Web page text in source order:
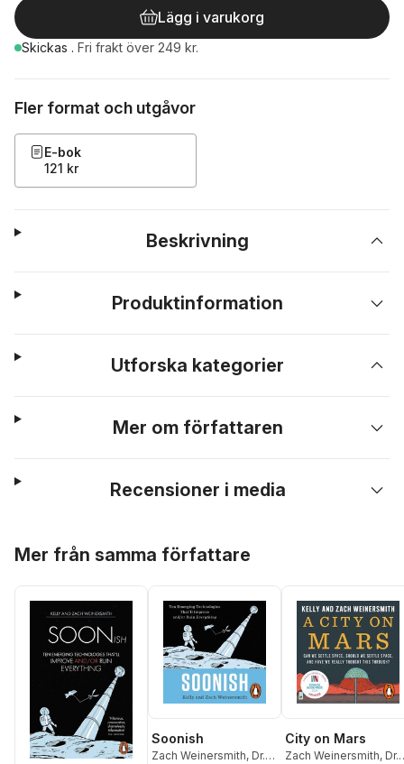
Lägg i varukorg
Skickas . Fri frakt över 249 kr.
Fler format och utgåvor
E-bok
121 kr
Beskrivning
Produktinformation
Utforska kategorier
Mer om författaren
Recensioner i media
Mer från samma författare
Soonish
Zach Weinersmith, Dr.
City on Mars
Zach Weinersmith, Dr.